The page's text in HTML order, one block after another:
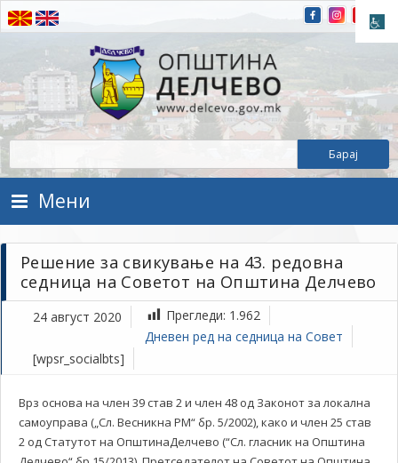
Прескокнете на содржината
Општина Делчево
Општина Делчево
Мени
Решение за свикување на 43. редовна
седница на Советот на Општина Делчево
24 август 2020 Прегледи: 1.962
Дневен ред на седница на Совет
[wpsr_socialbts]
Врз основа на член 39 став 2 и член 48 од Законот за локална
самоуправа („Сл. Весникна РМ“ бр. 5/2002), како и член 25 став
2 од Статутот на ОпштинаДелчево (“Сл. гласник на Општина